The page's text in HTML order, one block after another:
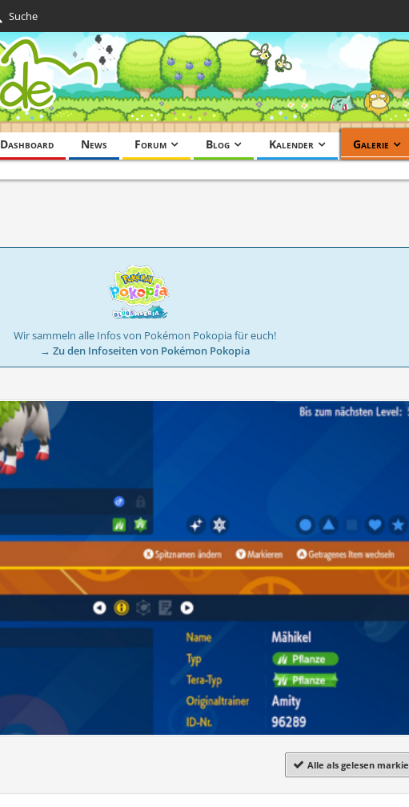
Dashboard News Forum Blog Kalender Galerie
Suche
Wir sammeln alle Infos von Pokémon Pokopia für euch!
→ Zu den Infoseiten von Pokémon Pokopia
Alle als gelesen